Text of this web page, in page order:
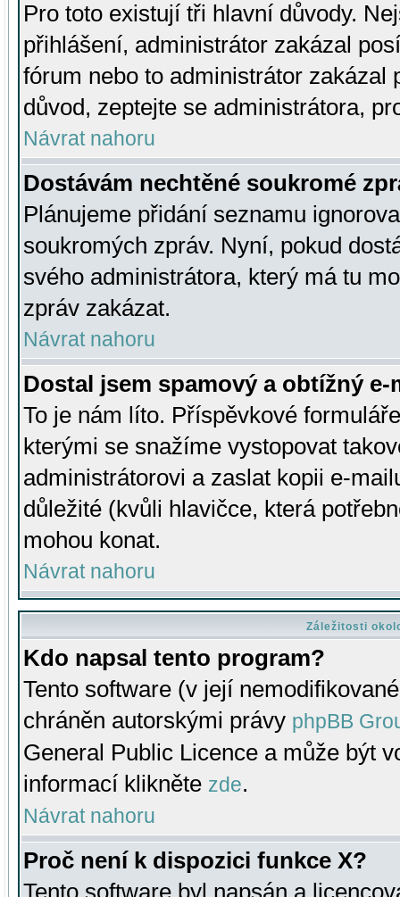
Pro toto existují tři hlavní důvody.
přihlášení, administrátor zakázal
fórum nebo to administrátor zakázal
důvod, zeptejte se administrátora,
Návrat nahoru
Dostávám nechtěné soukromé
Plánujeme přidání seznamu
soukromých zpráv. Nyní, pokud
svého administrátora, který má tu
zpráv zakázat.
Návrat nahoru
Dostal jsem spamový a obtížný
To je nám líto. Příspěvkové
kterými se snažíme vystopovat
administrátorovi a zaslat kopii e-
důležité (kvůli hlavičce, která
mohou konat.
Návrat nahoru
Záležitosti
Kdo napsal tento program?
Tento software (v její
chráněn autorskými právy phpBB
General Public Licence a může být
informací klikněte zde.
Návrat nahoru
Proč není k dispozici funkce X?
Tento software byl napsán a